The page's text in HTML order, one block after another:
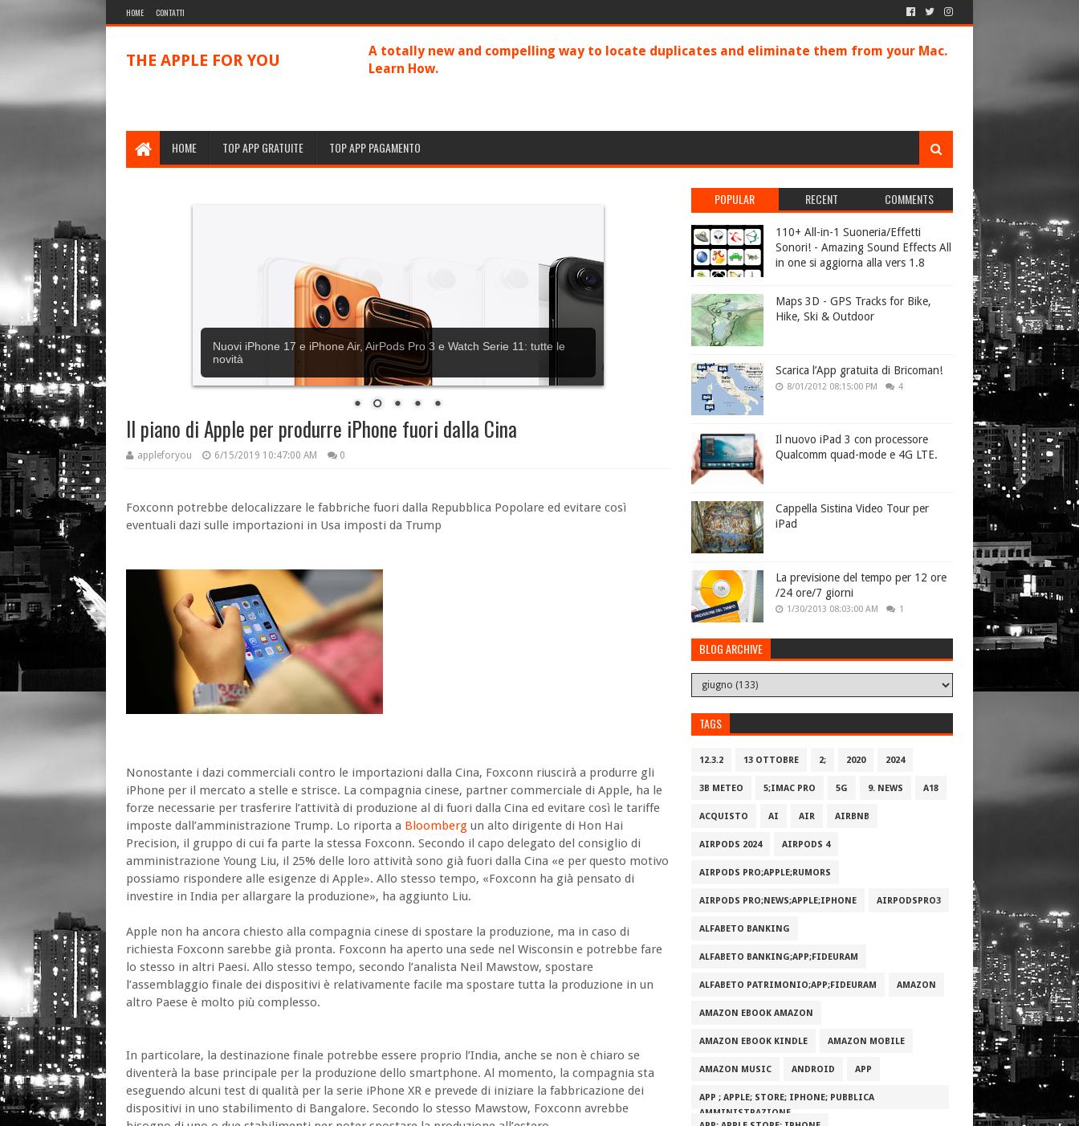
HOME CONTATTI
THE APPLE FOR YOU
A totally new and compelling way to locate duplicates and eliminate them from your Mac.
Learn How.
HOME TOP APP GRATUITE TOP APP PAGAMENTO
Nuovi iPhone 17 e iPhone Air, AirPods Pro 3 e Watch Serie 11: tutte le
novità
Il piano di Apple per produrre iPhone fuori dalla Cina
appleforyou 6/15/2019 10:47:00 AM 0
Foxconn potrebbe delocalizzare le fabbriche fuori dalla Repubblica Popolare ed evitare così
eventuali dazi sulle importazioni in Usa imposti da Trump
Nonostante i dazi commerciali contro le importazioni dalla Cina, Foxconn riuscirà a produrre gli
iPhone per il mercato a stelle e strisce. La compagnia cinese, partner commerciale di Apple, ha le
forze necessarie per trasferire l’attività di produzione al di fuori dalla Cina ed evitare così le tariffe
imposte dall’amministrazione Trump. Lo riporta a Bloomberg un alto dirigente di Hon Hai
Precision, il gruppo di cui fa parte la stessa Foxconn. Secondo il capo delegato del consiglio di
amministrazione Young Liu, il 25% delle loro attività sono già fuori dalla Cina «e per questo motivo
possiamo rispondere alle esigenze di Apple». Allo stesso tempo, «Foxconn ha già pensato di
investire in India per allargare la produzione», ha aggiunto Liu.
Apple non ha ancora chiesto alla compagnia cinese di spostare la produzione, ma in caso di
richiesta Foxconn sarebbe già pronta. Foxconn ha aperto una sede nel Wisconsin e potrebbe fare
lo stesso in altri Paesi. Allo stesso tempo, secondo l’analista Neil Mawstow, spostare
l’assemblaggio finale dei dispositivi è relativamente facile ma spostare tutta la produzione in un
altro Paese è molto più complesso.
In particolare, la destinazione finale potrebbe essere proprio l’India, anche se non è chiaro se
diventerà la base principale per la produzione dello smartphone. Al momento, la compagnia sta
eseguendo alcuni test di qualità per la serie iPhone XR e prevede di iniziare la fabbricazione dei
dispositivi in uno stabilimento di Bangalore. Secondo lo stesso Mawstow, Foxconn avrebbe
POPULAR RECENT COMMENTS
110+ All-in-1 Suoneria/Effetti
Sonori! - Amazing Sound Effects All
in one si aggiorna alla vers 1.8
Maps 3D - GPS Tracks for Bike,
Hike, Ski & Outdoor
Scarica l’App gratuita di Bricoman!
8/01/2012 08:15:00 PM 4
Il nuovo iPad 3 con processore
Qualcomm quad-mode e 4G LTE.
Cappella Sistina Video Tour per
iPad
La previsione del tempo per 12 ore
/24 ore/7 giorni
1/30/2013 08:03:00 AM 1
BLOG ARCHIVE
TAGS
12.3.2 13 OTTOBRE 2; 2020 2024
3B METEO 5;IMAC PRO 5G 9. NEWS A18
ACQUISTO AI AIR AIRBNB
AIRPODS 2024 AIRPODS 4
AIRPODS PRO;APPLE;RUMORS
AIRPODS PRO;NEWS;APPLE;IPHONE AIRPODSPRO3
ALFABETO BANKING
ALFABETO BANKING;APP;FIDEURAM
ALFABETO PATRIMONI‪O‬;APP;FIDEURAM AMAZON
AMAZON EBOOK AMAZON
AMAZON EBOOK KINDLE AMAZON MOBILE
AMAZON MUSIC ANDROID APP
APP ; APPLE; STORE; IPHONE; PUBBLICA
AMMINISTRAZIONE